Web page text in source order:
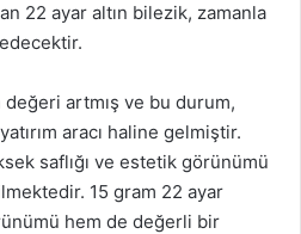
22 ayar altın bilezik, zamanla
değeri artmış ve bu durum,
aracı haline gelmiştir.
saflığı ve estetik görünümü
15 gram 22 ayar
hem de değerli bir